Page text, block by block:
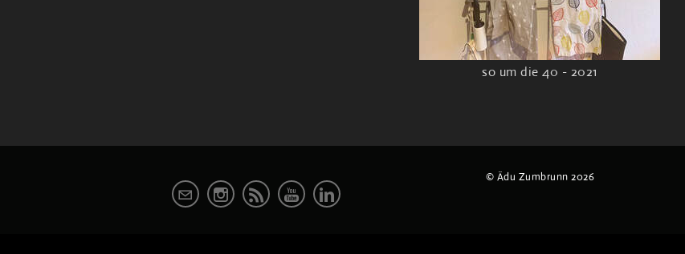
so um die 40 - 2021
© Ädu Zumbrunn 2026